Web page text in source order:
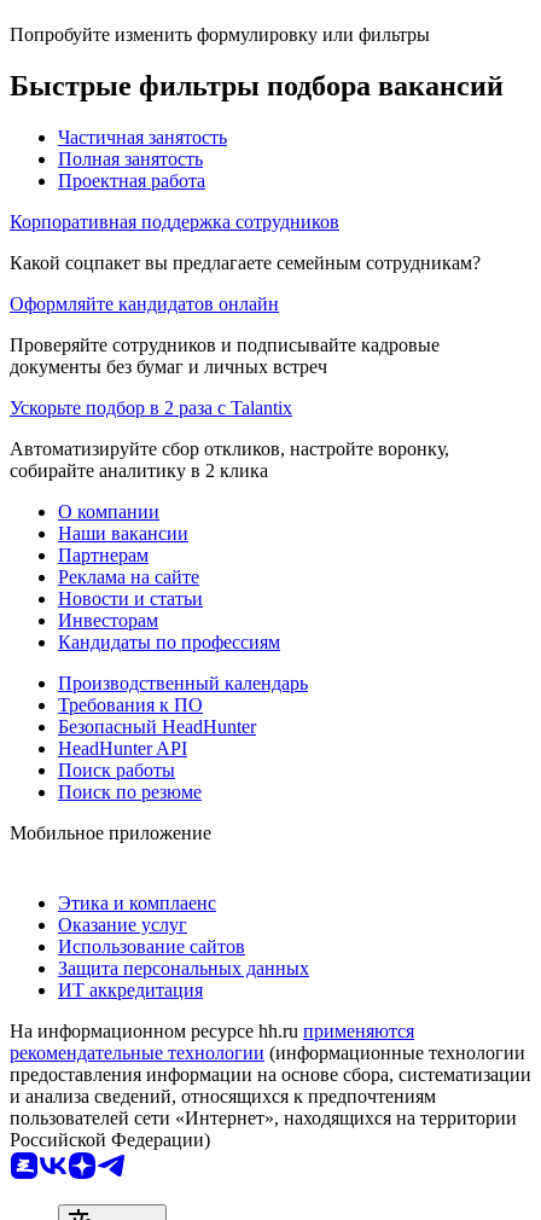
Попробуйте изменить формулировку или фильтры
Быстрые фильтры подбора вакансий
Частичная занятость
Полная занятость
Проектная работа
Корпоративная поддержка сотрудников
Какой соцпакет вы предлагаете семейным сотрудникам?
Оформляйте кандидатов онлайн
Проверяйте сотрудников и подписывайте кадровые
документы без бумаг и личных встреч
Ускорьте подбор в 2 раза с Talantix
Автоматизируйте сбор откликов, настройте воронку,
собирайте аналитику в 2 клика
О компании
Наши вакансии
Партнерам
Реклама на сайте
Новости и статьи
Инвесторам
Кандидаты по профессиям
Производственный календарь
Требования к ПО
Безопасный HeadHunter
HeadHunter API
Поиск работы
Поиск по резюме
Мобильное приложение
Этика и комплаенс
Оказание услуг
Использование сайтов
Защита персональных данных
ИТ аккредитация
На информационном ресурсе hh.ru применяются
рекомендательные технологии (информационные технологии
предоставления информации на основе сбора, систематизации
и анализа сведений, относящихся к предпочтениям
пользователей сети «Интернет», находящихся на территории
Российской Федерации)